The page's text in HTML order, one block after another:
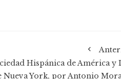
Hispánica de América y
Nueva York, por Antonio